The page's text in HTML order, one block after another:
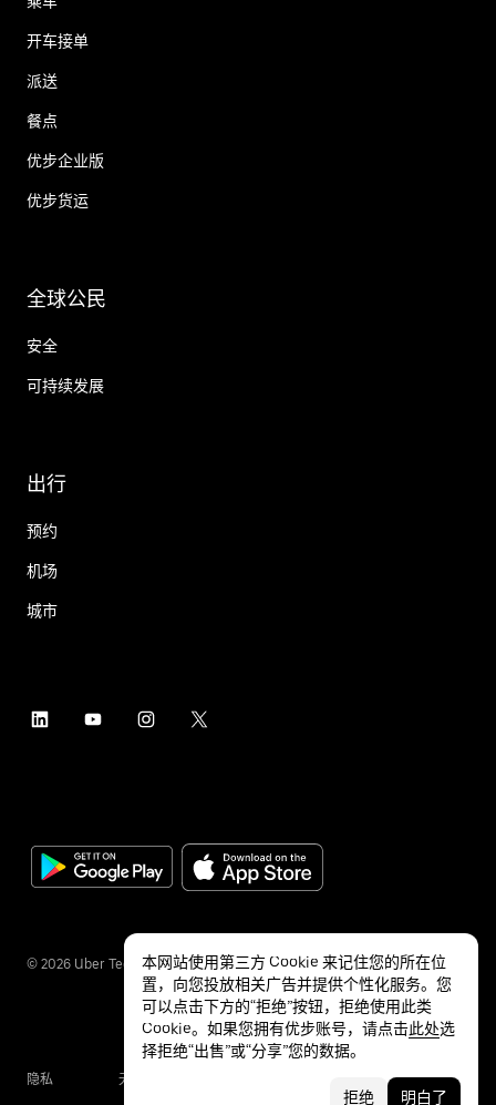
开车接单
派送
餐点
优步企业版
优步货运
全球公民
安全
可持续发展
出行
预约
机场
城市
© 2026 Uber Technologies Inc.
隐私 无障碍服务
本网站使用第三方 Cookie 来记住您的所在位
置，向您投放相关广告并提供个性化服务。您
可以点击下方的“拒绝”按钮，拒绝使用此类
Cookie。如果您拥有优步账号，请点击此处选
择拒绝“出售”或“分享”您的数据。
拒绝 明白了